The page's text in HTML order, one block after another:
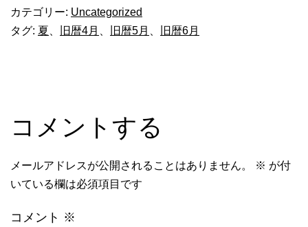
カテゴリー: Uncategorized
タグ: 夏 旧暦4月 旧暦5月 旧暦6月
コメントする
メールアドレスが公開されることはありません。 ※ が付
いている欄は必須項目です
コメント ※